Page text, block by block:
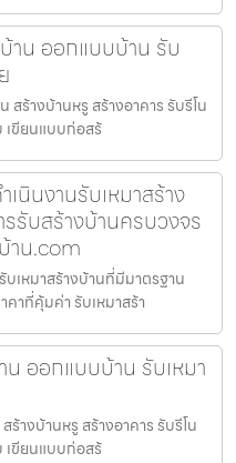
าน ออกแบบบ้าน รับ
สร้างบ้านหรู สร้างอาคาร รับรีโน
เขียนแบบก่อสร้
นินงานรับเหมาสร้าง
รับสร้างบ้านครบวงจร
าน.com
บเหมาสร้างบ้านที่มีมาตรฐาน
าที่คุ้มค่า รับเหมาสร้า
ออกแบบบ้าน รับเหมา
างบ้านหรู สร้างอาคาร รับรีโน
เขียนแบบก่อสร้